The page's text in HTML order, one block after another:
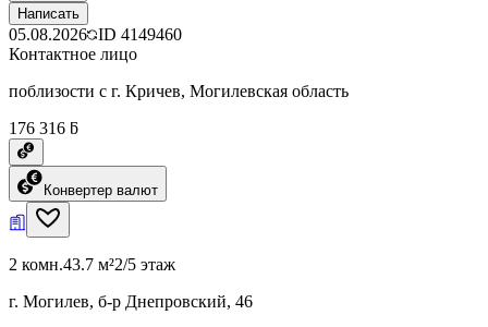
Написать
05.08.2026 ID 4149460
Контактное лицо
поблизости с г. Кричев, Могилевская область
176 316 ƃ
Конвертер валют
2 комн.43.7 м²2/5 этаж
г. Могилев, б-р Днепровский, 46